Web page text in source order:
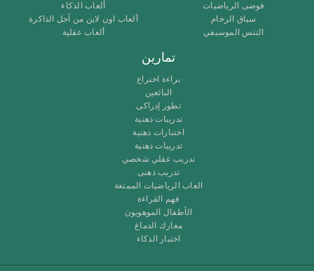
فوضى الرياضيات
سباق الرخام
التنس الموسيقي
ألعاب الذكاء
ألعاب اون لاين من آجل الذاكرة
ألعاب عقلية
تمارين
براءة اختراع
البائعين
تطور إدراكى
تدريبات ذهنية
اختبارات ذهنية
تدريبات ذهنية
تدريب عقلي شخصي
تدريب ذهنى
العاب الرياضيات الممتعة
فهم القراءة
الأطفال الموهوبون
معارك الدماغ
اختبار الذكاء